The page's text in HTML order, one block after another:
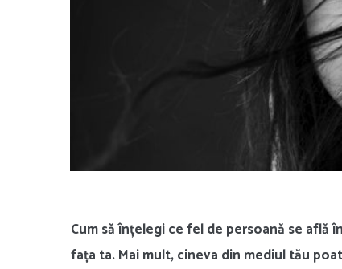
Cum să înțelegi ce fel de persoană se află
fața ta. Mai mult, cineva din mediul tău